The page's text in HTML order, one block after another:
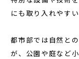
にも取り入れやす
都市部では自然と
が、公園や庭など